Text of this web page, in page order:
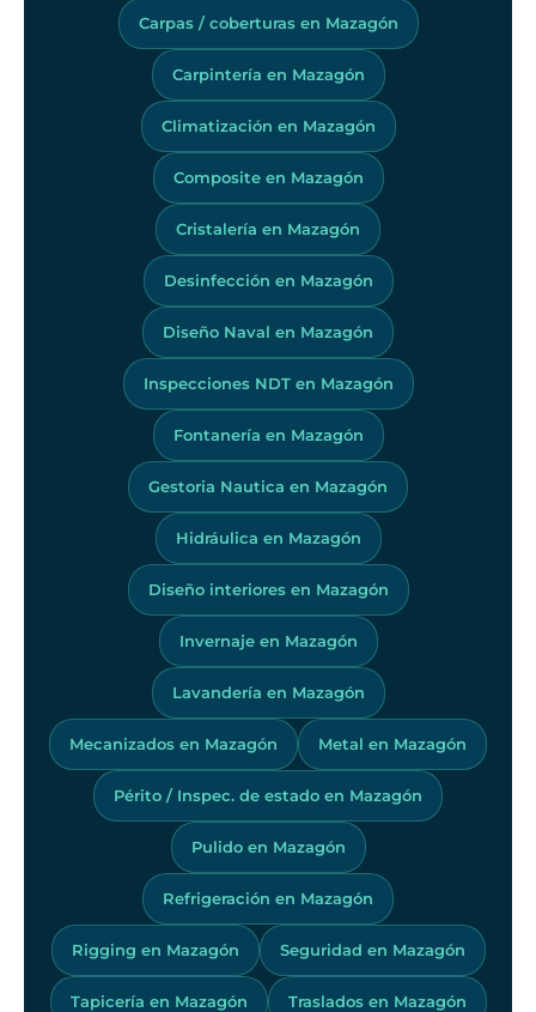
Carpas / coberturas en Mazagón
Carpintería en Mazagón
Climatización en Mazagón
Composite en Mazagón
Cristalería en Mazagón
Desinfección en Mazagón
Diseño Naval en Mazagón
Inspecciones NDT en Mazagón
Fontanería en Mazagón
Gestoria Nautica en Mazagón
Hidráulica en Mazagón
Diseño interiores en Mazagón
Invernaje en Mazagón
Lavandería en Mazagón
Mecanizados en Mazagón Metal en Mazagón
Périto / Inspec. de estado en Mazagón
Pulido en Mazagón
Refrigeración en Mazagón
Rigging en Mazagón Seguridad en Mazagón
Tapicería en Mazagón Traslados en Mazagón